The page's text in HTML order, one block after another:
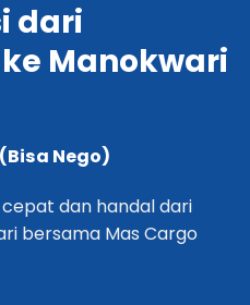
dari
Manokwari
(Bisa Nego)
dan handal dari
bersama Mas Cargo